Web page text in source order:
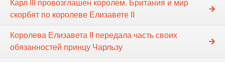
Карл III провозглашен королем. Британия и мир
скорбят по королеве Елизавете II
Королева Елизавета II передала часть своих
обязанностей принцу Чарльзу